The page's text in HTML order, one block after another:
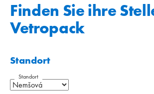
Finden Sie ihre
Vetropack
Standort
Standort